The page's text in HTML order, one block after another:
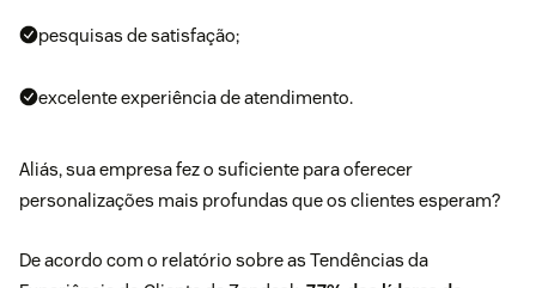
pesquisas de satisfação;
excelente experiência de atendimento.
Aliás, sua empresa fez o suficiente para oferecer
personalizações mais profundas que os clientes esperam?
De acordo com o relatório sobre as Tendências da